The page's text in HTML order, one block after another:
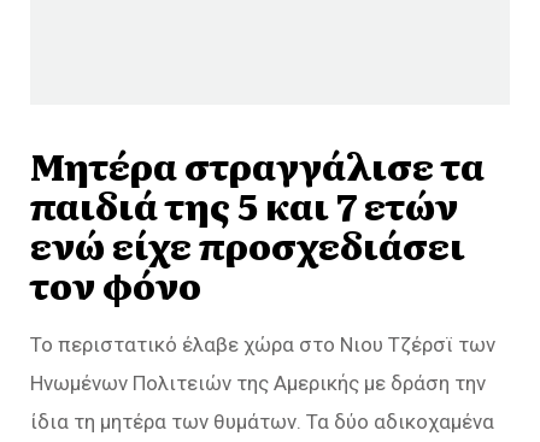
Μητέρα στραγγάλισε τα
παιδιά της 5 και 7 ετών
ενώ είχε προσχεδιάσει
τον φόνο
Το περιστατικό έλαβε χώρα στο Νιου Τζέρσϊ των
Ηνωμένων Πολιτειών της Αμερικής με δράση την
ίδια τη μητέρα των θυμάτων. Τα δύο αδικοχαμένα